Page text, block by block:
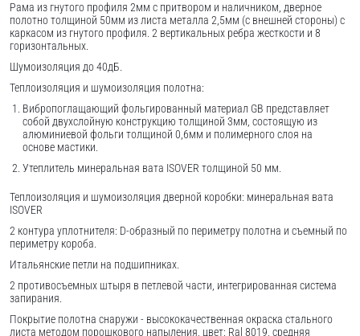
Рама из гнутого профиля 2мм с притвором и наличником, дверное
полотно толщиной 50мм из листа металла 2,5мм (с внешней стороны) c
каркасом из гнутого профиля. 2 вертикальных ребра жесткости и 8
горизонтальных.
Шумоизоляция до 40дБ.
Теплоизоляция и шумоизоляция полотна:
Вибропоглащающий фольгированный материал GB представляет
собой двухслойную конструкцию толщиной 3мм, состоящую из
алюминиевой фольги толщиной 0,6мм и полимерного слоя на
основе мастики.
Утеплитель минеральная вата ISOVER толщиной 50 мм.
Теплоизоляция и шумоизоляция дверной коробки: минеральная вата
ISOVER
2 контура уплотнителя: D-образный по периметру полотна и съемный по
периметру короба.
Итальянские петли на подшипниках.
2 противосъемных штыря в петлевой части, интегрированная система
запирания.
Покрытие полотна снаружи - высококачественная окраска стального
листа методом порошкового напыления, цвет: Ral 8019, средняя